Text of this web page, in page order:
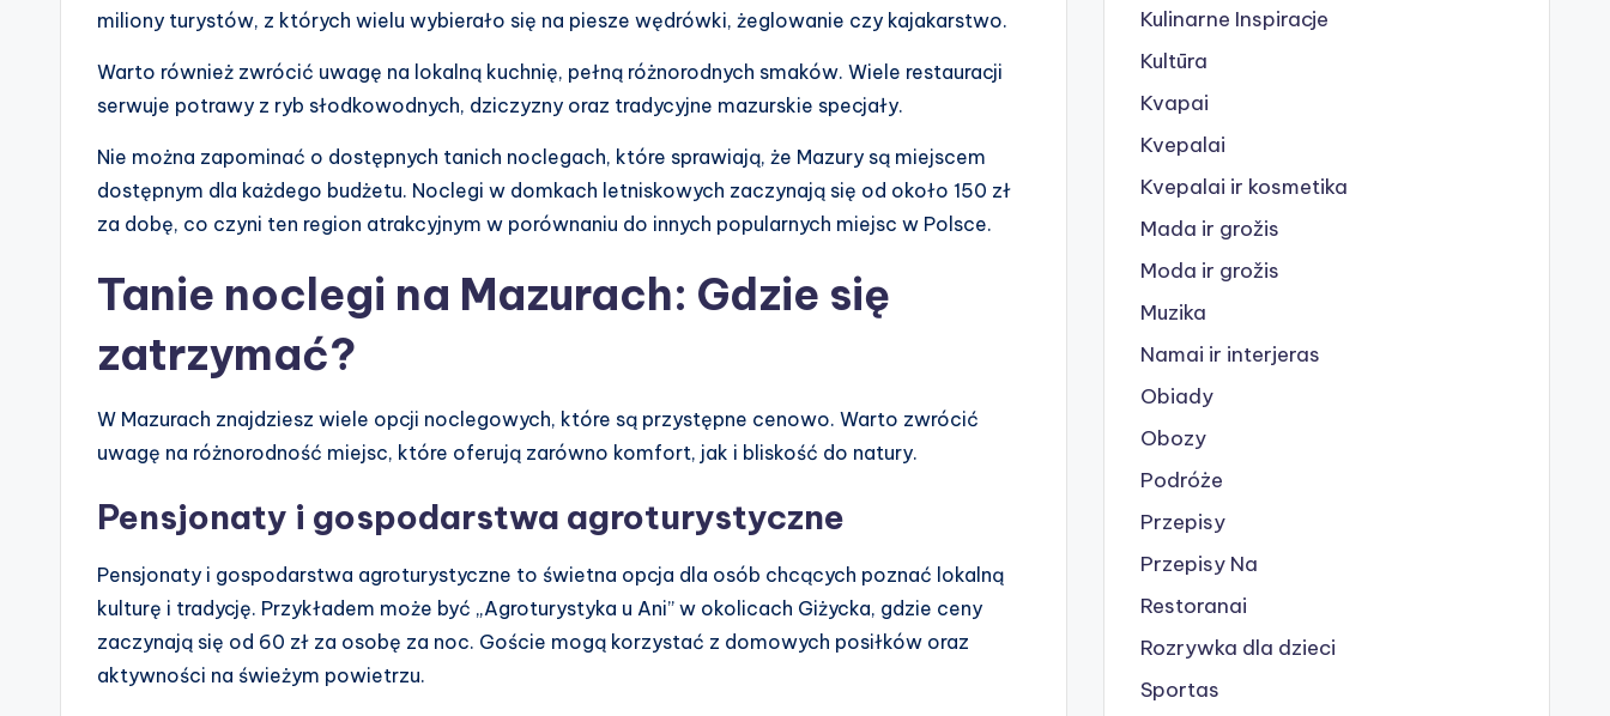
miliony turystów, z których wielu wybierało się na piesze wędrówki, żeglowanie czy kajakarstwo.
Warto również zwrócić uwagę na lokalną kuchnię, pełną różnorodnych smaków. Wiele restauracji
serwuje potrawy z ryb słodkowodnych, dziczyzny oraz tradycyjne mazurskie specjały.
Nie można zapominać o dostępnych tanich noclegach, które sprawiają, że Mazury są miejscem
dostępnym dla każdego budżetu. Noclegi w domkach letniskowych zaczynają się od około 150 zł
za dobę, co czyni ten region atrakcyjnym w porównaniu do innych popularnych miejsc w Polsce.
Tanie noclegi na Mazurach: Gdzie się
zatrzymać?
W Mazurach znajdziesz wiele opcji noclegowych, które są przystępne cenowo. Warto zwrócić
uwagę na różnorodność miejsc, które oferują zarówno komfort, jak i bliskość do natury.
Pensjonaty i gospodarstwa agroturystyczne
Pensjonaty i gospodarstwa agroturystyczne to świetna opcja dla osób chcących poznać lokalną
kulturę i tradycję. Przykładem może być „Agroturystyka u Ani” w okolicach Giżycka, gdzie ceny
zaczynają się od 60 zł za osobę za noc. Goście mogą korzystać z domowych posiłków oraz
aktywności na świeżym powietrzu.
Kulinarne Inspiracje
Kultūra
Kvapai
Kvepalai
Kvepalai ir kosmetika
Mada ir grožis
Moda ir grožis
Muzika
Namai ir interjeras
Obiady
Obozy
Podróże
Przepisy
Przepisy Na
Restoranai
Rozrywka dla dzieci
Sportas